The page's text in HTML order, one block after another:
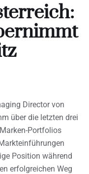
Director von
über die letzten drei
Portfolios
Position während
erfolgreichen Weg